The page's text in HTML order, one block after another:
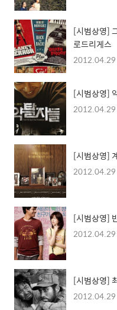
[시범상영]
로드리게스
2012.04.29
[시범상영]
2012.04.29
[시범상영]
2012.04.29
[시범상영]
2012.04.29
[시범상영]
2012.04.29